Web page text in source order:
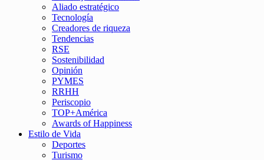
Aliado estratégico
Tecnología
Creadores de riqueza
Tendencias
RSE
Sostenibilidad
Opinión
PYMES
RRHH
Periscopio
TOP+América
Awards of Happiness
Estilo de Vida
Deportes
Turismo